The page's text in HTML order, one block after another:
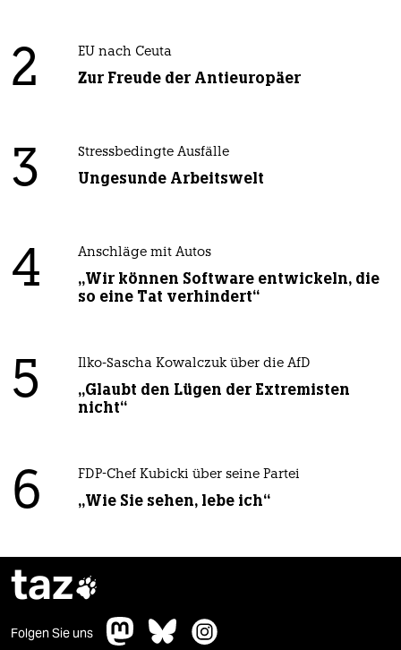
2 EU nach Ceuta
Zur Freude der Antieuropäer
3 Stressbedingte Ausfälle
Ungesunde Arbeitswelt
4 Anschläge mit Autos
„Wir können Software entwickeln, die
so eine Tat verhindert“
5 Ilko-Sascha Kowalczuk über die AfD
„Glaubt den Lügen der Extremisten
nicht“
6 FDP-Chef Kubicki über seine Partei
„Wie Sie sehen, lebe ich“
taz
Folgen Sie uns